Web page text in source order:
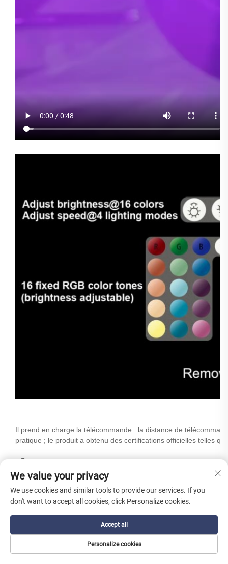
Il prend en charge la télécommande : la distance de
pratique ; le produit a obtenu des certifications officielles telles
Étanchéité IP65 :
We value your privacy
We use cookies and similar tools to provide our services. If you
don't want to accept all cookies, click Personalize cookies.
Personalize cookies
Accept all